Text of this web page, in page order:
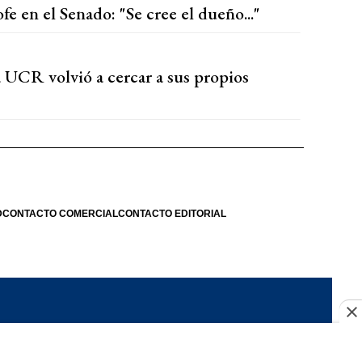
en el Senado: "Se cree el dueño..."
volvió a cercar a sus propios
CONTACTO COMERCIALCONTACTO EDITORIAL